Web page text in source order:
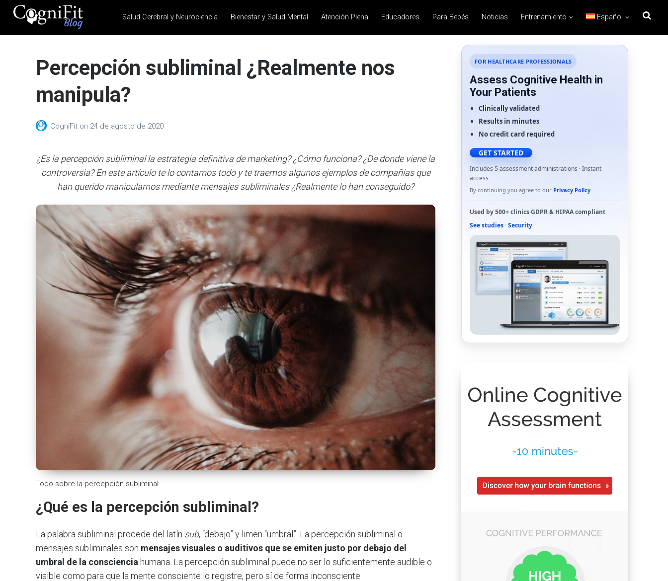
CogniFit
Health
Brain Training, Mental
Salud Cerebral y Neurociencia Bienestar y Salud Mental Atención Plena Educadores Para Bebés Noticias Entrenamiento Español
Percepción subliminal ¿Realmente nos
manipula?
CogniFit on 24 de agosto de 2020
¿Es la percepción subliminal la estrategia definitiva de marketing? ¿Cómo funciona? ¿De donde viene la
controversia? En este artículo te lo contamos todo y te traemos algunos ejemplos de compañías que
han querido manipularnos mediante mensajes subliminales ¿Realmente lo han conseguido?
Todo sobre la percepción subliminal
¿Qué es la percepción subliminal?
La palabra subliminal procede del latín sub, “debajo” y limen “umbral”. La percepción subliminal o
mensajes subliminales son mensajes visuales o auditivos que se emiten justo por debajo del
umbral de la consciencia humana. La percepción subliminal puede no ser lo suficientemente audible o
visible como para que la mente consciente lo registre, pero sí de forma inconsciente.
FOR HEALTHCARE PROFESSIONALS
Assess Cognitive Health in
Your Patients
Clinically validated
Results in minutes
No credit card required
GET STARTED
Includes 5 assessment administrations · Instant
access
By continuing you agree to our Privacy Policy.
Used by500+ clinics·GDPR& HIPAAcompliant
See studies · Security